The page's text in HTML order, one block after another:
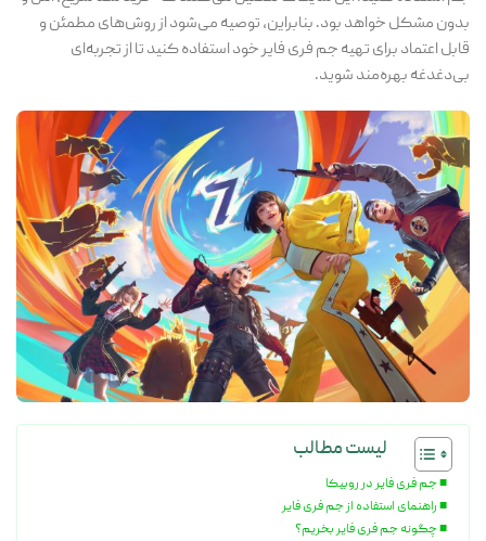
بدون مشکل خواهد بود. بنابراین، توصیه می‌شود از روش‌های مطمئن و
قابل اعتماد برای تهیه جم فری فایر خود استفاده کنید تا از تجربه‌ای
بی‌دغدغه بهره‌مند شوید.
لیست مطالب
جم فری فایر در روبیکا
راهنمای استفاده از جم فری فایر
چگونه جم فری فایر بخریم؟